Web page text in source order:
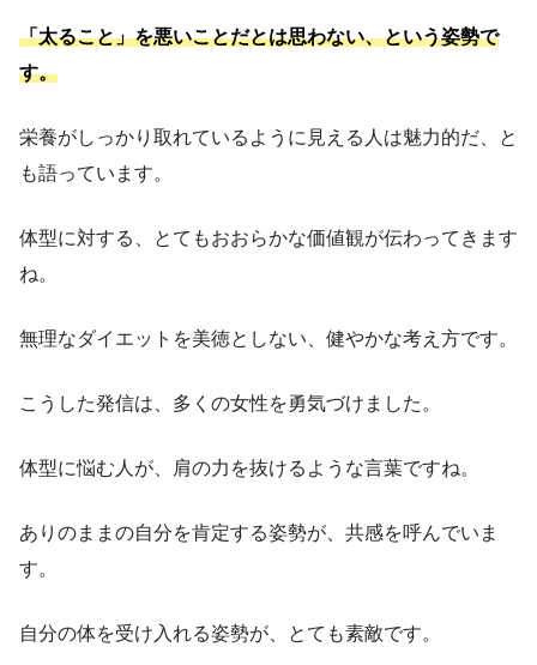
「太ること」を悪いことだとは思わない、という姿勢で
す。
栄養がしっかり取れているように見える人は魅力的だ、と
も語っています。
体型に対する、とてもおおらかな価値観が伝わってきます
ね。
無理なダイエットを美徳としない、健やかな考え方です。
こうした発信は、多くの女性を勇気づけました。
体型に悩む人が、肩の力を抜けるような言葉ですね。
ありのままの自分を肯定する姿勢が、共感を呼んでいま
す。
自分の体を受け入れる姿勢が、とても素敵です。